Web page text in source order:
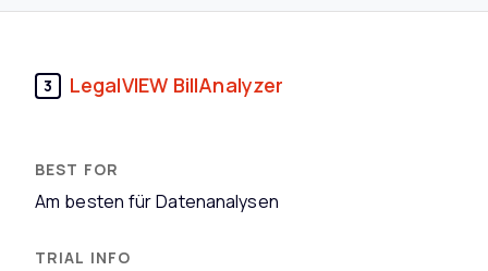
3 LegalVIEW BillAnalyzer
Am besten für Datenanalysen